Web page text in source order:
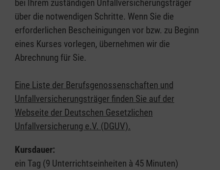
bei Ihrem zuständigen Unfallversicherungsträger
über die notwendigen Schritte. Wenn Sie die
erforderlichen Bescheinigungen vor bzw. zu Beginn
eines Kurses vorlegen, übernehmen wir die
Abrechnung für Sie.
Eine Liste der Berufsgenossenschaften und
Unfallversicherungsträger finden Sie auf der
Webseite der Deutschen Gesetzlichen
Unfallversicherung e.V. (DGUV).
Kursdauer:
ein Tag (9 Unterrichtseinheiten à 45 Minuten)